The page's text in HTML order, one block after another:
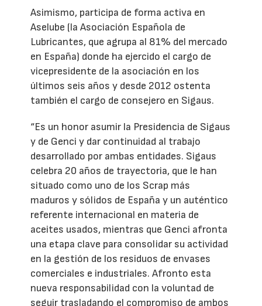
Asimismo, participa de forma activa en
Aselube (la Asociación Española de
Lubricantes, que agrupa al 81% del mercado
en España) donde ha ejercido el cargo de
vicepresidente de la asociación en los
últimos seis años y desde 2012 ostenta
también el cargo de consejero en Sigaus.
“Es un honor asumir la Presidencia de Sigaus
y de Genci y dar continuidad al trabajo
desarrollado por ambas entidades. Sigaus
celebra 20 años de trayectoria, que le han
situado como uno de los Scrap más
maduros y sólidos de España y un auténtico
referente internacional en materia de
aceites usados, mientras que Genci afronta
una etapa clave para consolidar su actividad
en la gestión de los residuos de envases
comerciales e industriales. Afronto esta
nueva responsabilidad con la voluntad de
seguir trasladando el compromiso de ambos